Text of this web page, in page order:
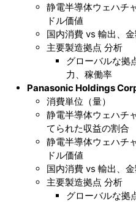
静電半導体ウェハチ
ドル価値
国内消費 vs 輸出、
主要製造拠点 分析
グローバルな拠
力、稼働率
Panasonic Holdings
消費単位（量）
静電半導体ウェハチ
てられた収益の割合
静電半導体ウェハチ
ドル価値
国内消費 vs 輸出、
主要製造拠点 分析
グローバルな拠